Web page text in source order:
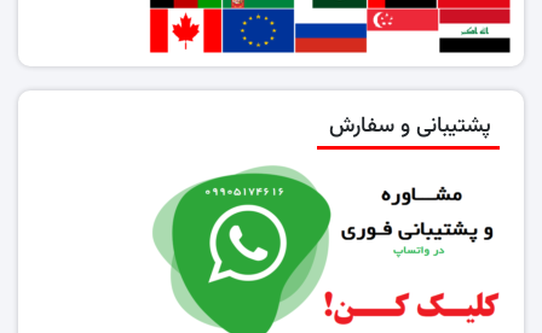
پشتیبانی و سفارش